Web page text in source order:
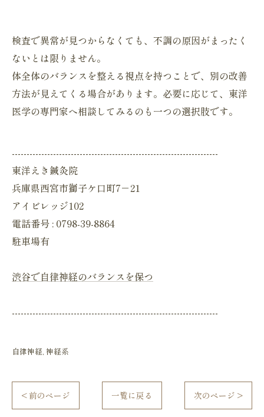
検査で異常が見つからなくても、 不調の原因がまったく
ないとは限りません。
体全体のバランスを整える視点を持つことで、 別の改善
方法が見えてくる場合があります。必要に応じて、 東洋
医学の専門家へ相談してみるのも一つの選択肢です。
----------------------------------------------------------------------
東洋えき鍼灸院
兵庫県西宮市獅子ケ口町7－21
アイビレッジ102
電話番号 : 0798-39-8864
駐車場有
渋谷で自律神経のバランスを保つ
----------------------------------------------------------------------
自律神経 神経系
< 前のページ 一覧に戻る 次のページ >